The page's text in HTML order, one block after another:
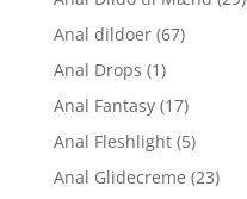
Anal dildoer (67)
Anal Drops (1)
Anal Fantasy (17)
Anal Fleshlight (5)
Anal Glidecreme (23)